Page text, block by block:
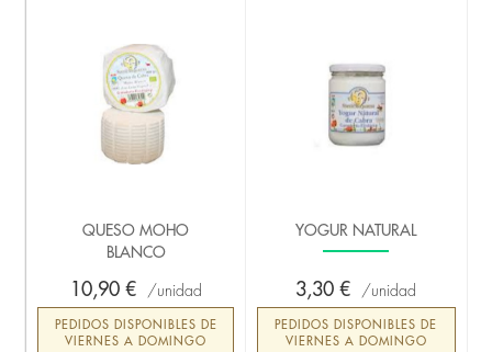
QUESO MOHO
BLANCO
10,90 € unidad
PEDIDOS DISPONIBLES DE
VIERNES A DOMINGO
YOGUR NATURAL
3,30 € unidad
PEDIDOS DISPONIBLES DE
VIERNES A DOMINGO